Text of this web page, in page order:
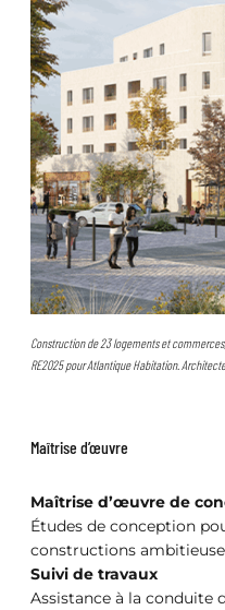
Construction de 23 logements et
RE2025 pour Atlantique Habitation.
Maîtrise d’œuvre
Maîtrise d’œuvre de
Études de conception
constructions
Suivi de travaux
Assistance à la conduite